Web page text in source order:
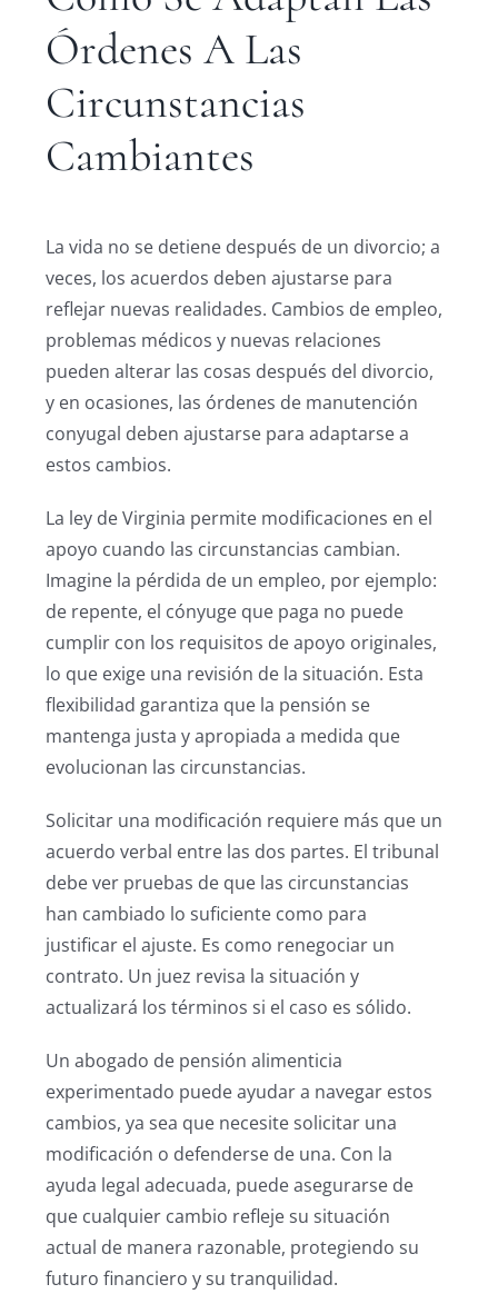
Órdenes A Las
Circunstancias
Cambiantes
La vida no se detiene después de un divorcio; a
veces, los acuerdos deben ajustarse para
reflejar nuevas realidades. Cambios de empleo,
problemas médicos y nuevas relaciones
pueden alterar las cosas después del divorcio,
y en ocasiones, las órdenes de manutención
conyugal deben ajustarse para adaptarse a
estos cambios.
La ley de Virginia permite modificaciones en el
apoyo cuando las circunstancias cambian.
Imagine la pérdida de un empleo, por ejemplo:
de repente, el cónyuge que paga no puede
cumplir con los requisitos de apoyo originales,
lo que exige una revisión de la situación. Esta
flexibilidad garantiza que la pensión se
mantenga justa y apropiada a medida que
evolucionan las circunstancias.
Solicitar una modificación requiere más que un
acuerdo verbal entre las dos partes. El tribunal
debe ver pruebas de que las circunstancias
han cambiado lo suficiente como para
justificar el ajuste. Es como renegociar un
contrato. Un juez revisa la situación y
actualizará los términos si el caso es sólido.
Un abogado de pensión alimenticia
experimentado puede ayudar a navegar estos
cambios, ya sea que necesite solicitar una
modificación o defenderse de una. Con la
ayuda legal adecuada, puede asegurarse de
que cualquier cambio refleje su situación
actual de manera razonable, protegiendo su
futuro financiero y su tranquilidad.